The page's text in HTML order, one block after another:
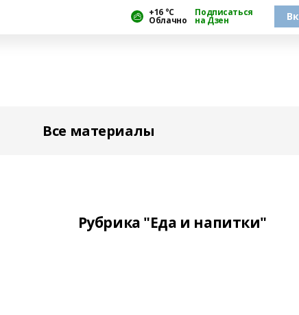
+16 °С
Облачно
Подписаться
на Дзен
Все материалы
Рубрика "Еда и напитки"